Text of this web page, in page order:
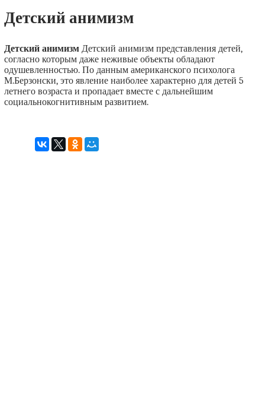
Детский анимизм
Детский анимизмДетский анимизм представления детей,
согласно которым даже неживые объекты обладают
одушевленностью. По данным американского психолога
М.Берзонски, это явление наиболее характерно для детей 5
летнего возраста и пропадает вместе с дальнейшим
социальнокогнитивным развитием.